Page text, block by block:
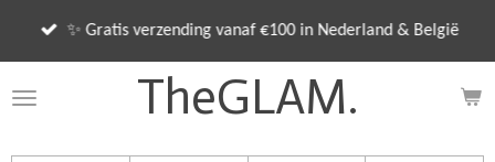
de
TheGLAM.
✨ Gratis verzending vanaf €100 in Nederland & België